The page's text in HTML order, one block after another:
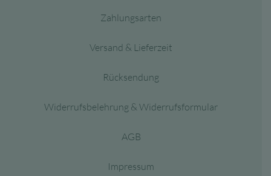
Zahlungsarten
Versand & Lieferzeit
Rücksendung
Widerrufsbelehrung & Widerrufsformular
AGB
Impressum